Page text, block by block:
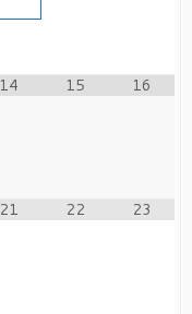
14 15 16
21 22 23